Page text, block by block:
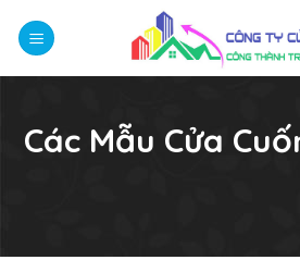
qua
Các Mẫu Cửa